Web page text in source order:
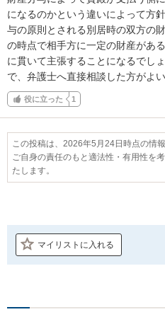
になるのかという違いによって方
与の原則とされる別居時の双方の
の時点で相手方に一定の財産があ
に貫いて主張することになるでし
で、弁護士へ直接相談した方がよ
役に立った 1
この投稿は、2026年5月24日時点の情報
ご自身の責任のもと適法性・有用性を
たします。
マイリストに入れる